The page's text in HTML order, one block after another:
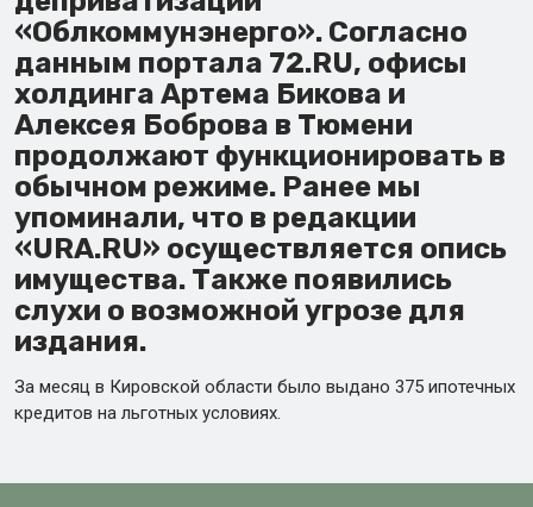
«Облкоммунэнерго». Согласно
данным портала 72.RU, офисы
холдинга Артема Бикова и
Алексея Боброва в Тюмени
продолжают функционировать в
обычном режиме. Ранее мы
упоминали, что в редакции
«URA.RU» осуществляется опись
имущества. Также появились
слухи о возможной угрозе для
издания.
За месяц в Кировской области было выдано 375 ипотечных
кредитов на льготных условиях.